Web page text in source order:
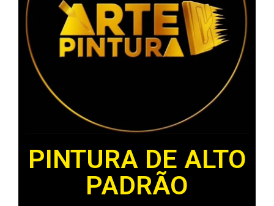
PINTURA DE ALTO
PADRÃO